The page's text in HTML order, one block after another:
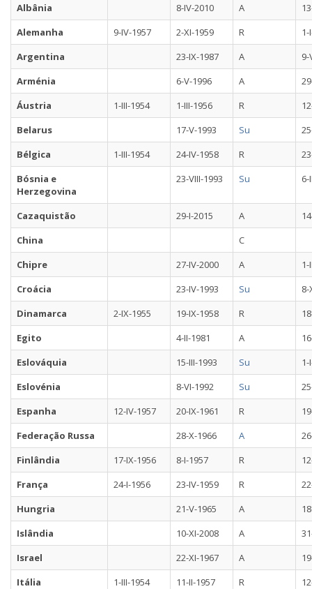
Albânia
8-IV-2010 A
Alemanha
9-IV-1957 2-XI-1959 R
1-
Argentina
23-IX-1987 A
9-
Arménia
6-V-1996 A
Áustria
1-III-1954 1-III-1956 R
Belarus
17-V-1993 Su
Bélgica
1-III-1954 24-IV-1958 R
Bósnia e
Herzegovina
23-VIII-1993 Su 6-
Cazaquistão 29-I-2015 A
China
C
Chipre
27-IV-2000 A
1-
Croácia
23-IV-1993 Su
8-
Dinamarca
2-IX-1955 19-IX-1958 R
Egito
4-II-1981 A
Eslováquia
15-III-1993 Su
1-
Eslovénia
8-VI-1992 Su
Espanha
12-IV-1957 20-IX-1961 R
Federação Russa
28-X-1966 A
Finlândia
17-IX-1956 8-I-1957 R
França
24-I-1956 23-IV-1959 R
Hungria
21-V-1965 A
Islândia
10-XI-2008 A
Israel
22-XI-1967 A
Itália
1-III-1954 11-II-1957 R